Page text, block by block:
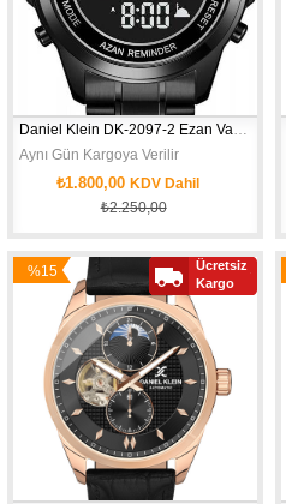
Aynı Gün Kargoya Verilir
₺1.800,00 KDV Dahil
₺2.250,00
%15
Ücretsiz
Kargo